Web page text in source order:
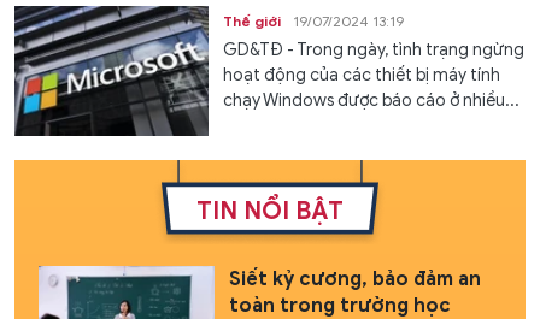
Thế giới 19/07/2024 13:19
GD&TĐ - Trong ngày, tình trạng ngừng
hoạt động của các thiết bị máy tính
chạy Windows được báo cáo ở nhiều...
TIN NỔI BẬT
Siết kỷ cương, bảo đảm an
toàn trong trường học